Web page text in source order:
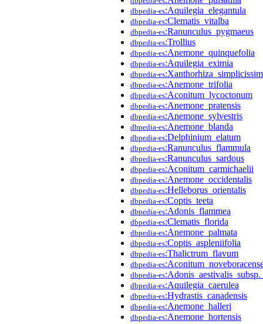
dbpedia-es:Aquilegia_elegantula
dbpedia-es:Clematis_vitalba
dbpedia-es:Ranunculus_pygmaeus
dbpedia-es:Trollius
dbpedia-es:Anemone_quinquefolia
dbpedia-es:Aquilegia_eximia
dbpedia-es
dbpedia-es:Anemone_trifolia
dbpedia-es:Aconitum_lycoctonum
dbpedia-es:Anemone_pratensis
dbpedia-es:Anemone_sylvestris
dbpedia-es:Anemone_blanda
dbpedia-es:Delphinium_elatum
dbpedia-es:Ranunculus_flammula
dbpedia-es:Ranunculus_sardous
dbpedia-es:Aconitum_carmichaelii
dbpedia-es:Anemone_occidentalis
dbpedia-es:Helleborus_orientalis
dbpedia-es:Coptis_teeta
dbpedia-es:Adonis_flammea
dbpedia-es:Clematis_florida
dbpedia-es:Anemone_palmata
dbpedia-es:Coptis_aspleniifolia
dbpedia-es:Thalictrum_flavum
dbpedia-es
dbpedia-es
dbpedia-es:Aquilegia_caerulea
dbpedia-es:Hydrastis_canadensis
dbpedia-es:Anemone_halleri
dbpedia-es:Anemone_hortensis